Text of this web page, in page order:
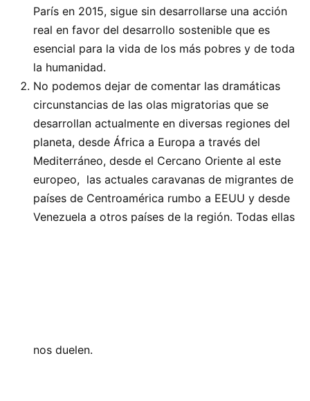
París en 2015, sigue sin desarrollarse una acción
real en favor del desarrollo sostenible que es
esencial para la vida de los más pobres y de toda
la humanidad.
No podemos dejar de comentar las dramáticas
circunstancias de las olas migratorias que se
desarrollan actualmente en diversas regiones del
planeta, desde África a Europa a través del
Mediterráneo, desde el Cercano Oriente al este
europeo, las actuales caravanas de migrantes de
países de Centroamérica rumbo a EEUU y desde
Venezuela a otros países de la región. Todas ellas
nos duelen.